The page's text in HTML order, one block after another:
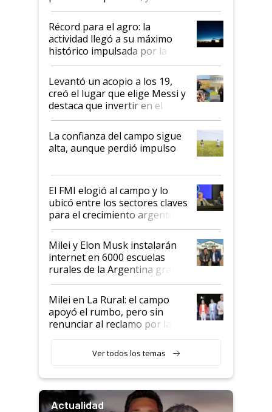
el agro aportó casi seis de cada
diez dólares y sostuvo el
liderazgo en un semestre
récord
Récord para el agro: la
actividad llegó a su máximo
histórico impulsada por la
cosecha y las exportaciones
Levantó un acopio a los 19,
creó el lugar que elige Messi y
destaca que invertir en el
kirchnerismo era como "darle
plata a un hijo para droga":
Juan Félix Rossetti, el libertario
que de una dura crisis salió
de Milei
La confianza del campo sigue
alta, aunque perdió impulso
El FMI elogió al campo y lo
ubicó entre los sectores claves
para el crecimiento argentino
Milei y Elon Musk instalarán
internet en 6000 escuelas
rurales de la Argentina gracias
a un acuerdo con Starlink
Milei en La Rural: el campo
apoyó el rumbo, pero sin
renunciar al reclamo por las
Ver todos los temas
Actualidad